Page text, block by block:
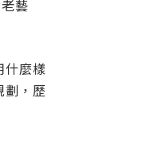
藝
什麼樣
，歷